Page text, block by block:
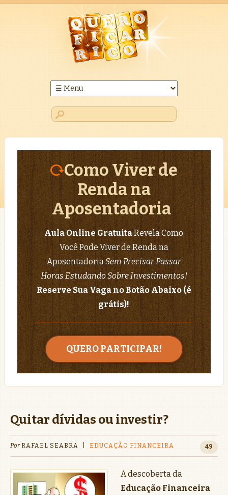
Como Viver de
Renda na
Aposentadoria
Aula Online GratuitaRevela Como
Você Pode Viver de Renda na
AposentadoriaSem Precisar Passar
Horas Estudando Sobre Investimentos!
Reserve Sua Vaga no Botão Abaixo (é
grátis)!
QUERO PARTICIPAR!
Quitar dívidas ou investir?
Por RAFAEL SEABRA EDUCAÇÃO FINANCEIRA 49
A descoberta da
Educação Financeira